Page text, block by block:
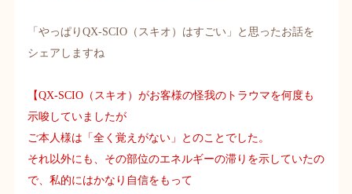
「やっぱり QX-SCIO （スキオ）はすごい」と思ったお話を
シェアしますね
【QX-SCIO （スキオ）がお客様の怪我のトラウマを何度も
示唆していましたが
ご本人様は「全く覚えがない」とのことでした。
それ以外にも、その部位のエネルギーの滞りを示していたの
で、私的にはかなり自信をもって